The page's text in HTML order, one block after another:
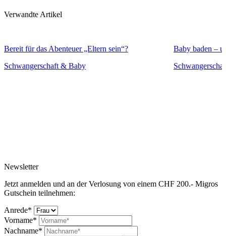
Verwandte Artikel
Bereit für das Abenteuer „Eltern sein“?
Schwangerschaft & Baby
Baby baden –
Newsletter
Jetzt anmelden und an der Verlosung von einem CHF 200.- Migros
Gutschein teilnehmen:
Anrede*
Vorname*
Nachname*